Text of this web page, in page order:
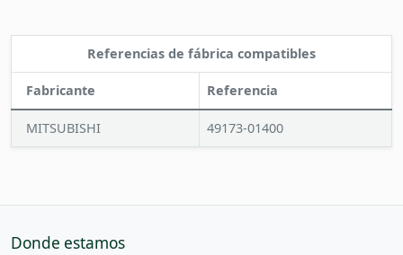
Referencias de fábrica compatibles
Fabricante Referencia
MITSUBISHI 49173-01400
Donde estamos